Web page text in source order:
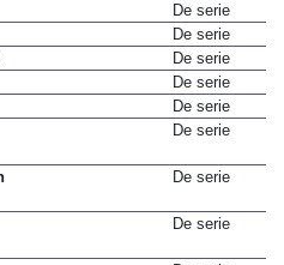
De serie
De serie
De serie
De serie
De serie